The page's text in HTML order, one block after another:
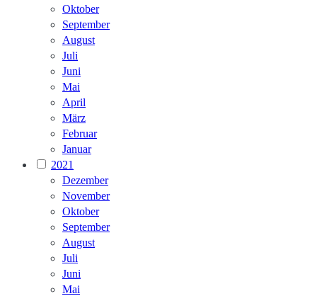
Oktober
September
August
Juli
Juni
Mai
April
März
Februar
Januar
2021
Dezember
November
Oktober
September
August
Juli
Juni
Mai